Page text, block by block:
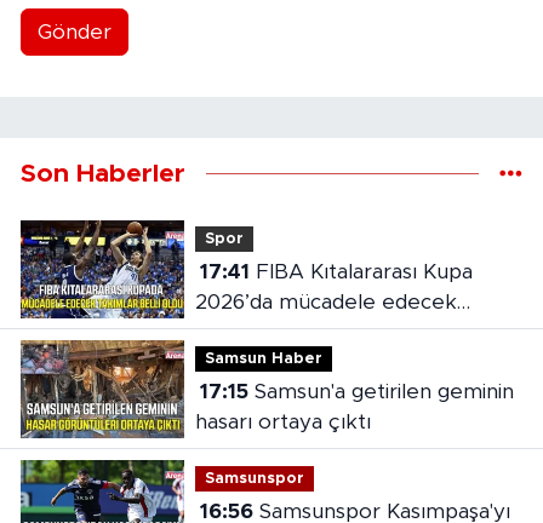
Gönder
Son Haberler
Spor
17:41
2026’da mücadele edecek
takımlar belli oldu
Samsun Haber
17:15Samsun'a getirilen geminin
hasarı ortaya çıktı
Samsunspor
16:56Samsunspor Kasımpaşa'yı